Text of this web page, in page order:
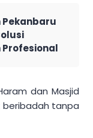
Pekanbaru
Profesional
dan Masjid
beribadah tanpa